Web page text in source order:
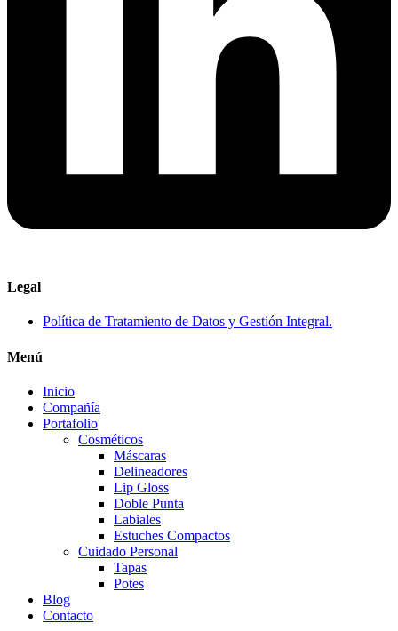
Legal
Política de Tratamiento de Datos y Gestión Integral.
Menú
Inicio
Compañía
Portafolio
Cosméticos
Máscaras
Delineadores
Lip Gloss
Doble Punta
Labiales
Estuches Compactos
Cuidado Personal
Tapas
Potes
Blog
Contacto